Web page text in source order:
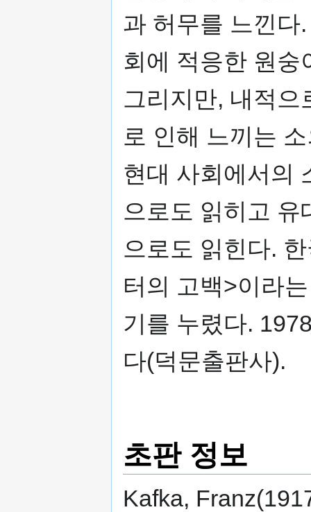
과 허무를 느낀다
회에 적응한 원숭
그리지만, 내적으
로 인해 느끼는
현대 사회에서의
으로도 읽히고 유
으로도 읽힌다.
터의 고백>이라
기를 누렸다.
다(덕문출판사).
초판 정보
Kafka,